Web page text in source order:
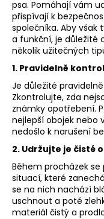
psa. Pomáhají vám
přispívají k
společníka. Aby
a funkční, je důležité
několik užitečných
1. Pravidelně
Je důležité
Zkontrolujte, zda
známky opotřebení.
nejlepší obojek nebo
nedošlo k narušení
2. Udržujte je čisté
Během procházek
situací, které
se na nich nachází
uschnout a poté
materiál čistý a
u
j
e
t
e
n
a
j
í
t
?